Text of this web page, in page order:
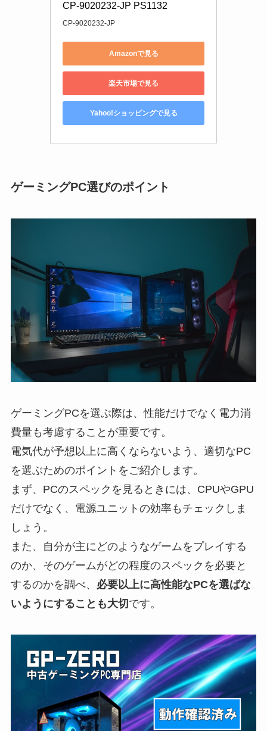
CP-9020232-JP PS1132
CP-9020232-JP
Amazonで見る
楽天市場で見る
Yahoo!ショッピングで見る
ゲーミングPC選びのポイント
ゲーミングPCを選ぶ際は、性能だけでなく電力消
費量も考慮することが重要です。
電気代が予想以上に高くならないよう、適切なPC
を選ぶためのポイントをご紹介します。
まず、PCのスペックを見るときには、CPUやGPU
だけでなく、電源ユニットの効率もチェックしま
しょう。
また、自分が主にどのようなゲームをプレイする
のか、そのゲームがどの程度のスペックを必要と
するのかを調べ、 必要以上に高性能なPCを選ばな
いようにすることも大切です。